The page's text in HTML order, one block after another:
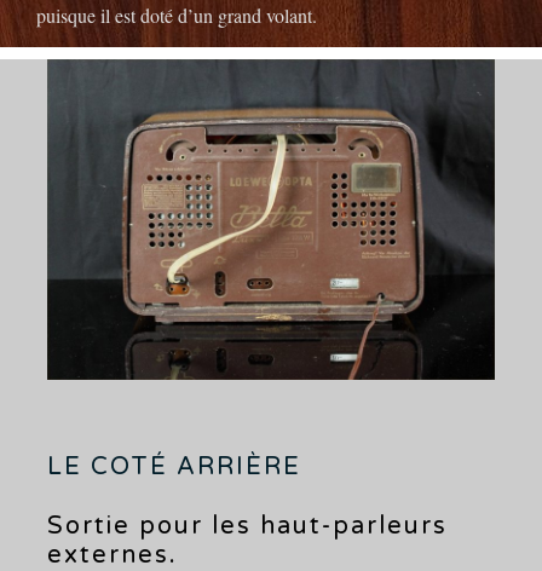
puisque il est doté d’un grand volant.
LE COTÉ ARRIÈRE
Sortie pour les haut-parleurs
externes.